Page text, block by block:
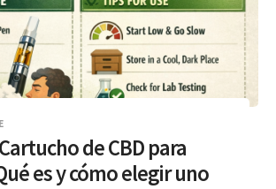
de CBD para
es y cómo elegir uno